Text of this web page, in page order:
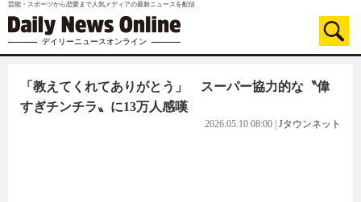
芸能・スポーツから恋愛まで人気メディアの最新ニュースを配信
デイリーニュースオンライン
「教えてくれてありがとう」 スーパー協力的な〝偉
すぎチンチラ〟に13万人感嘆
2026.05.10 08:00 Jタウンネット